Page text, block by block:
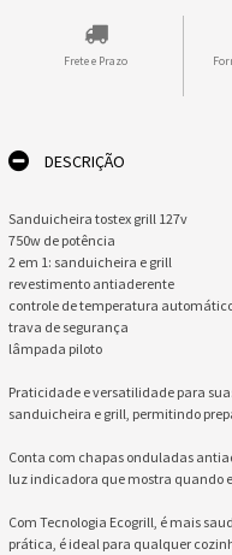
Frete e Prazo
DESCRIÇÃO
Sanduicheira tostex grill 127v
750w de potência
2 em 1: sanduicheira e grill
revestimento antiaderente
controle de temperatura
trava de segurança
lâmpada piloto
Praticidade e versatilidade para
sanduicheira e grill, permitindo
Conta com chapas onduladas
luz indicadora que mostra quando
Com Tecnologia Ecogrill, é mais
prática, é ideal para qualquer